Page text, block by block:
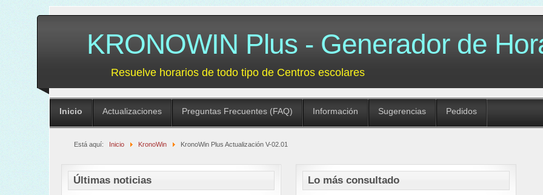
KRONOWIN Plus - Generador de
Resuelve horarios de todo tipo de Centros escolares
Inicio Actualizaciones Preguntas Frecuentes (FAQ) Información Sugerencias Pedidos
Está aquí: Inicio KronoWin KronoWin Plus Actualización V-02.01
Últimas noticias Lo más consultado